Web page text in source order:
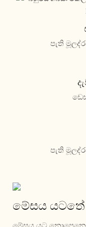
පැති
පැති
මේසය